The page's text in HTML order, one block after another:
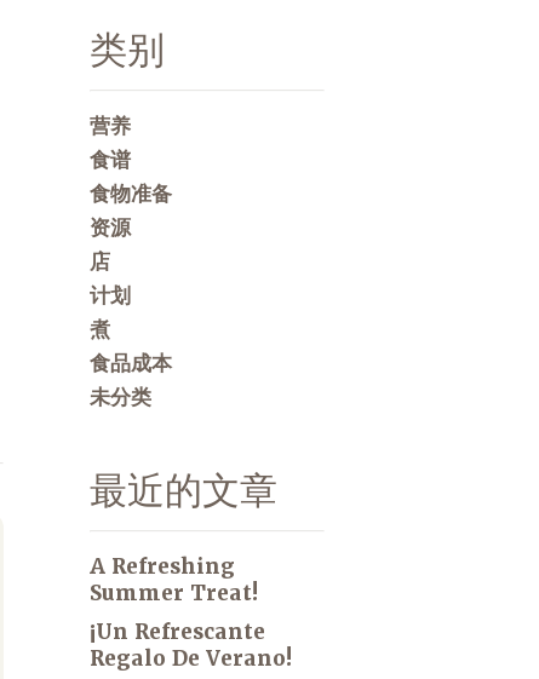
类别
营养
食谱
食物准备
资源
店
计划
煮
食品成本
未分类
最近的文章
A Refreshing
Summer Treat!
¡Un Refrescante
Regalo De Verano!